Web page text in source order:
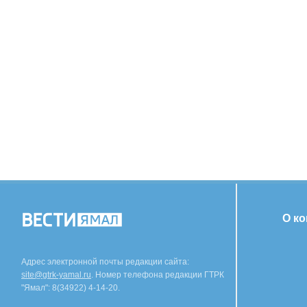
Адрес электронной почты редакции сайта:
site@gtrk-yamal.ru. Номер телефона редакции ГТРК
"Ямал": 8(34922) 4-14-20.
О